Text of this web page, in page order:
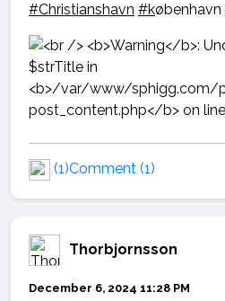
#Christianshavn #københavn
(1)Comment (1)
Thorbjornsson
December 6, 2024 11:28 PM